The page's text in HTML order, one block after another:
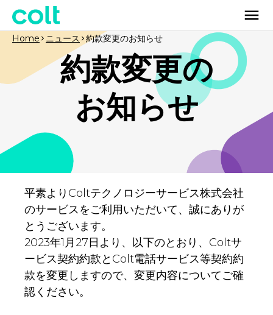
約款変更の
お知らせ
Home ニュース 約款変更のお知らせ
平素よりColtテクノロジーサービス株式会社
のサービスをご利用いただいて、誠にありが
とうございます。
2023年1月27日より、以下のとおり、Coltサ
ービス契約約款とColt電話サービス等契約約
款を変更しますので、変更内容についてご確
認ください。